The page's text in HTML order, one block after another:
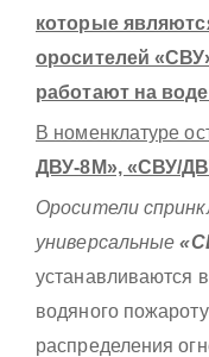
которые
оросителей
работают на
В номенклатуре
ДВУ-8М», «СВУ/
Оросители
универсальные
устанавливаются
водяного
распределения